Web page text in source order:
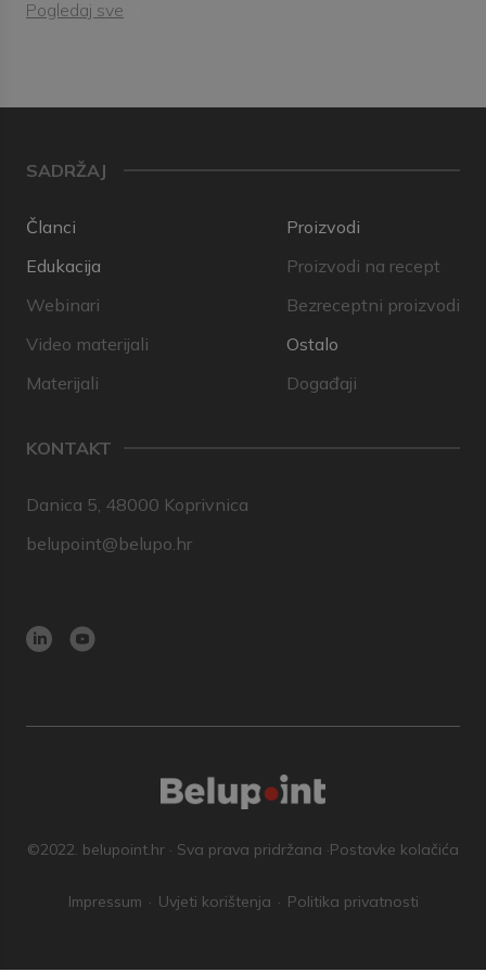
Pogledaj sve
SADRŽAJ
Članci
Edukacija
Webinari
Video materijali
Materijali
Proizvodi
Proizvodi na recept
Bezreceptni proizvodi
Ostalo
Događaji
KONTAKT
Danica 5, 48000 Koprivnica
belupoint@belupo.hr
©2022. belupoint.hr · Sva prava pridržana ·Postavke kolačića
Impressum Uvjeti korištenja Politika privatnosti